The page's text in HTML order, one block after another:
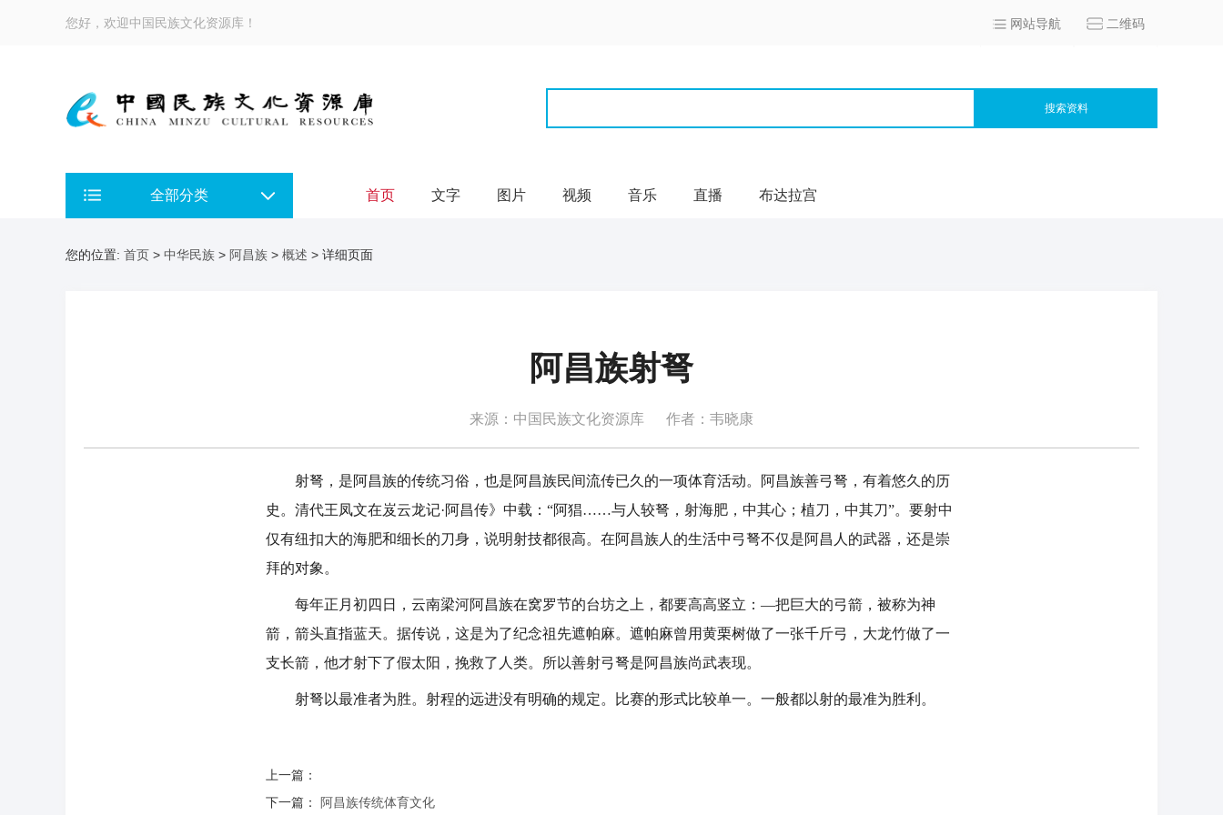
您好，欢迎中国民族文化资源库！ 网站导航 二维码
搜索资料
全部分类 首页 文字 图片 视频 音乐 直播 布达拉宫
您的位置: 首页 > 中华民族 > 阿昌族 > 概述 > 详细页面
阿昌族射弩
来源：中国民族文化资源库 作者：韦晓康
射弩，是阿昌族的传统习俗，也是阿昌族民间流传已久的一项体育活动。阿昌族善弓弩，有着悠久的历
史。清代王凤文在岌云龙记·阿昌传》中载：“阿猖……与人较弩，射海肥，中其心；植刀，中其刀”。要射中
仅有纽扣大的海肥和细长的刀身，说明射技都很高。在阿昌族人的生活中弓弩不仅是阿昌人的武器，还是崇
拜的对象。
每年正月初四日，云南梁河阿昌族在窝罗节的台坊之上，都要高高竖立：—把巨大的弓箭，被称为神
箭，箭头直指蓝天。据传说，这是为了纪念祖先遮帕麻。遮帕麻曾用黄栗树做了一张千斤弓，大龙竹做了一
支长箭，他才射下了假太阳，挽救了人类。所以善射弓弩是阿昌族尚武表现。
射弩以最准者为胜。射程的远进没有明确的规定。比赛的形式比较单一。一般都以射的最准为胜利。
上一篇：
下一篇：
阿昌族传统体育文化